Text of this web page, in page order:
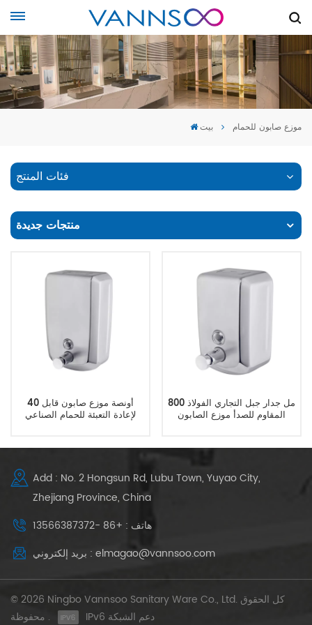
بيت موزع صابون للحمام
فئات المنتج
منتجات جديدة
40 أونصة موزع صابون قابل
لإعادة التعبئة للحمام الصناعي
800 مل جدار جبل التجاري الفولاذ
المقاوم للصدأ موزع الصابون
Add : No. 2 Hongsun Rd, Lubu Town, Yuyao City,
Zhejiang Province, China
هاتف : +86 -13566387372
بريد إلكتروني : elmagao@vannsoo.com
© 2026 Ningbo Vannsoo Sanitary Ware Co., Ltd. كل الحقوق
محفوظة .
IPv6 دعم الشبكة